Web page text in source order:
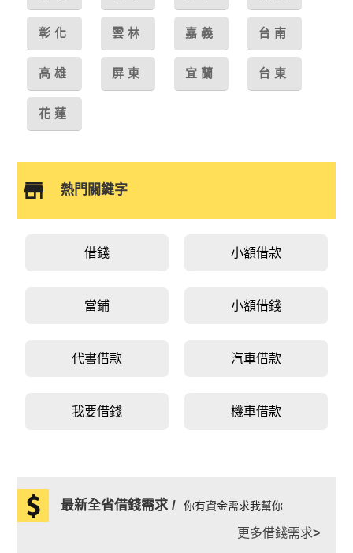
彰化 雲林 嘉義 台南
高雄 屏東 宜蘭 台東
花蓮
熱門關鍵字
借錢 小額借款
當鋪 小額借錢
代書借款 汽車借款
我要借錢 機車借款
最新全省借錢需求 / 你有資金需求我幫你
更多借錢需求>